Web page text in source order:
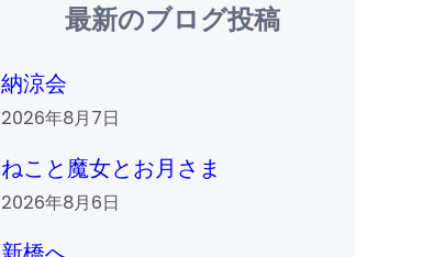
最新のブログ投稿
納涼会
2026年8月7日
ねこと魔女とお月さま
2026年8月6日